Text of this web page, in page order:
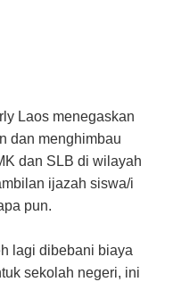
Laos menegaskan
dan menghimbau
dan SLB di wilayah
ijazah siswa/i
pun.
lagi dibebani biaya
sekolah negeri, ini